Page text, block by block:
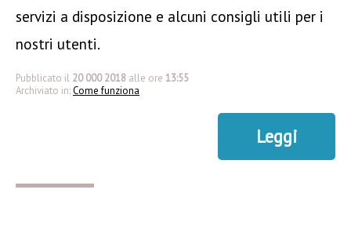
servizi a disposizione e alcuni consigli utili per i
nostri utenti.
Pubblicato il 20 000 2018 alle ore 13:55
Archiviato in:Come funziona
Leggi